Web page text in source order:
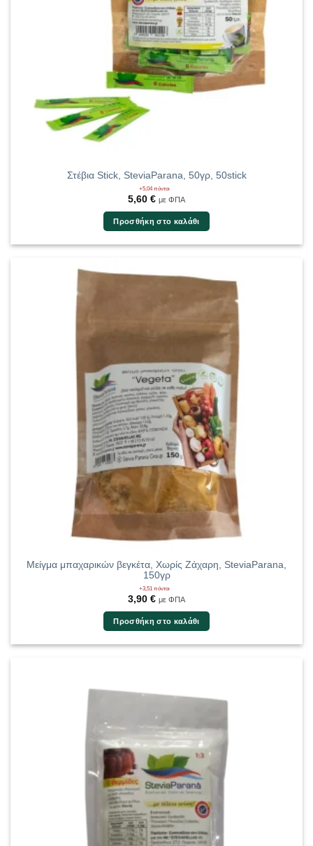
Στέβια Stick, SteviaParana, 50γρ, 50stick
+5,04 πόντοι
5,60 € με ΦΠΑ
Προσθήκη στο καλάθι
Μείγμα μπαχαρικών βεγκέτα, Χωρίς Ζάχαρη, SteviaParana,
150γρ
+3,51 πόντοι
3,90 € με ΦΠΑ
Προσθήκη στο καλάθι